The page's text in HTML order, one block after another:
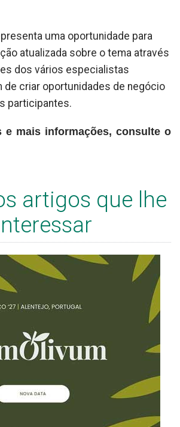
uma oportunidade para
atualizada sobre o tema através
dos vários especialistas
de criar oportunidades de negócio
participantes.
e mais informações, consulte o
artigos que lhe